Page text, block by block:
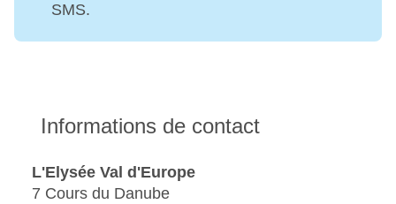
SMS.
Informations de contact
L'Elysée Val d'Europe
7 Cours du Danube